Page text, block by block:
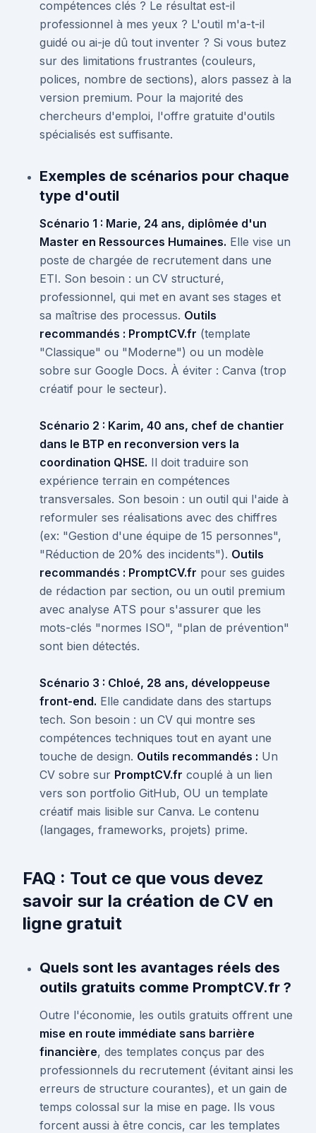
compétences clés ? Le résultat est-il
professionnel à mes yeux ? L'outil m'a-t-il
guidé ou ai-je dû tout inventer ? Si vous butez
sur des limitations frustrantes (couleurs,
polices, nombre de sections), alors passez à la
version premium. Pour la majorité des
chercheurs d'emploi, l'offre gratuite d'outils
spécialisés est suffisante.
Exemples de scénarios pour chaque
type d'outil
Scénario 1 : Marie, 24 ans, diplômée d'un
Master en Ressources Humaines. Elle vise un
poste de chargée de recrutement dans une
ETI. Son besoin : un CV structuré,
professionnel, qui met en avant ses stages et
sa maîtrise des processus. Outils
recommandés : PromptCV.fr (template
"Classique" ou "Moderne") ou un modèle
sobre sur Google Docs. À éviter : Canva (trop
créatif pour le secteur).
Scénario 2 : Karim, 40 ans, chef de chantier
dans le BTP en reconversion vers la
coordination QHSE. Il doit traduire son
expérience terrain en compétences
transversales. Son besoin : un outil qui l'aide à
reformuler ses réalisations avec des chiffres
(ex: "Gestion d'une équipe de 15 personnes",
"Réduction de 20% des incidents"). Outils
recommandés : PromptCV.fr pour ses guides
de rédaction par section, ou un outil premium
avec analyse ATS pour s'assurer que les
mots-clés "normes ISO", "plan de prévention"
sont bien détectés.
Scénario 3 : Chloé, 28 ans, développeuse
front-end. Elle candidate dans des startups
tech. Son besoin : un CV qui montre ses
compétences techniques tout en ayant une
touche de design. Outils recommandés : Un
CV sobre sur PromptCV.fr couplé à un lien
vers son portfolio GitHub, OU un template
créatif mais lisible sur Canva. Le contenu
(langages, frameworks, projets) prime.
FAQ : Tout ce que vous devez
savoir sur la création de CV en
ligne gratuit
Quels sont les avantages réels des
outils gratuits comme PromptCV.fr ?
Outre l'économie, les outils gratuits offrent une
mise en route immédiate sans barrière
financière, des templates conçus par des
professionnels du recrutement (évitant ainsi les
erreurs de structure courantes), et un gain de
temps colossal sur la mise en page. Ils vous
forcent aussi à être concis, car les templates